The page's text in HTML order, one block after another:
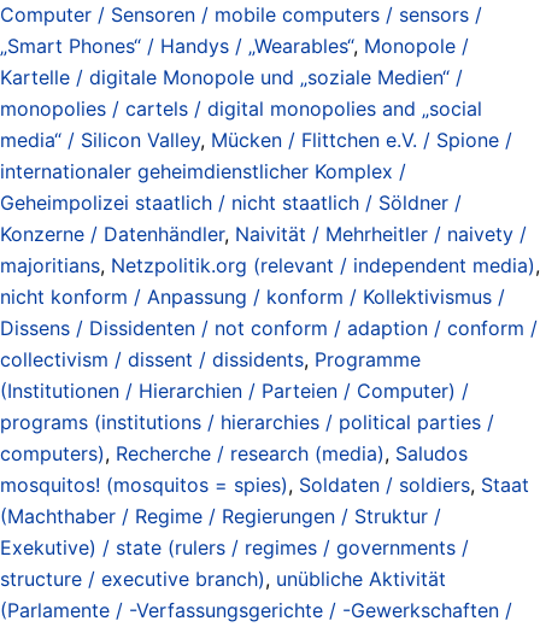
Computer / Sensoren / mobile computers / sensors /
„Smart Phones“ / Handys / „Wearables“, Monopole /
Kartelle / digitale Monopole und „soziale Medien“ /
monopolies / cartels / digital monopolies and „social
media“ / Silicon Valley, Mücken / Flittchen e.V. / Spione /
internationaler geheimdienstlicher Komplex /
Geheimpolizei staatlich / nicht staatlich / Söldner /
Konzerne / Datenhändler, Naivität / Mehrheitler / naivety /
majoritians, Netzpolitik.org (relevant / independent media),
nicht konform / Anpassung / konform / Kollektivismus /
Dissens / Dissidenten / not conform / adaption / conform /
collectivism / dissent / dissidents, Programme
(Institutionen / Hierarchien / Parteien / Computer) /
programs (institutions / hierarchies / political parties /
computers), Recherche / research (media), Saludos
mosquitos! (mosquitos = spies), Soldaten / soldiers, Staat
(Machthaber / Regime / Regierungen / Struktur /
Exekutive) / state (rulers / regimes / governments /
structure / executive branch), unübliche Aktivität
(Parlamente / -Verfassungsgerichte / -Gewerkschaften /